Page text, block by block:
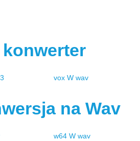
konwerter
vox W wav
na Wav
w64 W wav